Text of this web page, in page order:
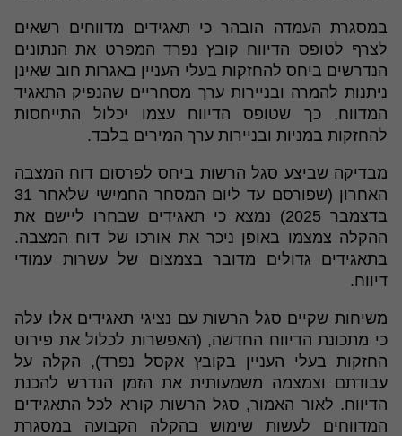
במסגרת העמדה הובהר כי תאגידים מדווחים רשאים
לצרף לטופס הדיווח קובץ נפרד המפרט את הנתונים
הנדרשים ביחס להחזקות בעלי העניין באגרות חוב שאינן
ניתנות להמרה ובניירות ערך מסחריים שהנפיק התאגיד
המדווח, כך שטופס הדיווח עצמו יכלול התייחסות
להחזקות במניות ובניירות ערך המירים בלבד.
מבדיקה שביצע סגל הרשות ביחס לפרסום דוח המצבה
האחרון (שפורסם עד ליום המסחר החמישי שלאחר 31
בדצמבר 2025) נמצא כי תאגידים שבחרו ליישם את
ההקלה צמצמו באופן ניכר את אורכו של דוח המצבה.
בתאגידים גדולים מדובר בצמצום של עשרות עמודי
דיווח.
משיחות שקיים סגל הרשות עם נציגי תאגידים אלו עלה
כי מתכונת הדיווח החדשה, (האפשרות לכלול את פירוט
החזקות בעלי העניין בקובץ אקסל נפרד), הקלה על
עבודתם וצמצמה משמעותית את הזמן הנדרש להכנת
הדיווח. לאור האמור, סגל הרשות קורא לכל התאגידים
המדווחים לעשות שימוש בהקלה הקבועה במסגרת